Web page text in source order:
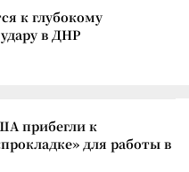
к глубокому
в ДНР
прибегли к
для работы в